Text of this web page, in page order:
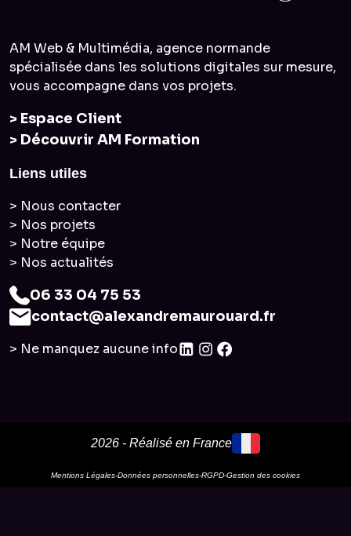
AM Web & Multimédia, agence normande
spécialisée dans les solutions digitales sur mesure,
vous accompagne dans vos projets.
> Espace Client
> Découvrir AM Formation
Liens utiles
> Nous contacter
> Nos projets
> Notre équipe
> Nos actualités
06 33 04 75 53
contact@alexandremaurouard.fr
> Ne manquez aucune info
2026 - Réalisé en France
Mentions Légales-Données personnelles-RGPD-Gestion des cookies